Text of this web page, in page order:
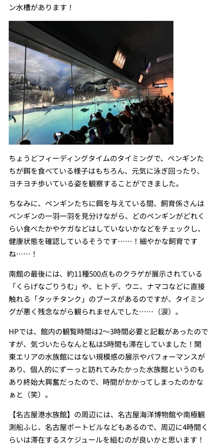
ン水槽があります！
ちょうどフィーディングタイムのタイミングで、ペンギンた
ちが餌を食べている様子はもちろん、元気に泳ぎ回ったり、
ヨチヨチ歩いている姿を観察することができました。
ちなみに、ペンギンたちに餌を与えている間、飼育係さんは
ペンギンの一羽一羽を見分けながら、どのペンギンがどれく
らい食べたかやケガなどはしていないかなどをチェックし、
健康状態を確認しているそうです……！細やかな飼育です
ね……！
南館の最後には、約11種500点ものクラゲが展示されている
「くらげなごりうむ」や、ヒトデ、ウニ、ナマコなどに直接
触れる「タッチタンク」のブースがあるのですが、タイミン
グが悪く残念ながら観られませんでした……（涙）。
HPでは、館内の観覧時間は2～3時間必要と記載があったので
すが、気づいたらなんと私は5時間も滞在していました！関
東エリアの水族館にはない規模感の展示やパフォーマンスが
あり、個人的にずーっと訪れてみたかった水族館というのも
あり終始大興奮だったので、時間がかかってしまったのかな
ぁと（笑）。
【名古屋港水族館】の周辺には、名古屋海洋博物館や南極観
測船ふじ、名古屋ポートビルなどもあるので、周辺に4時間く
らいは滞在するスケジュールを組むのが良いかと思います！